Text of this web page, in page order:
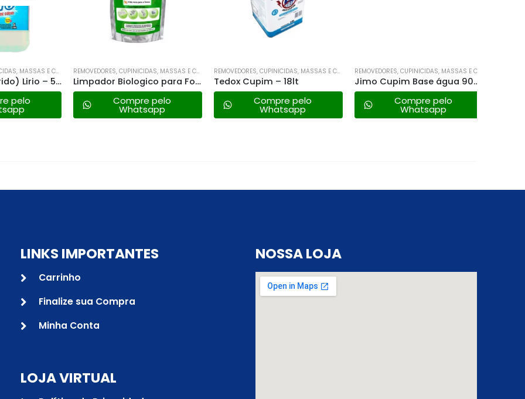
REMOVEDORES, CUPINICIDAS, MASSAS E CONVERTEDORES DE FERRUGEM.
Cloro (hipoclorido) Lirio – 5 Litros
pelo
REMOVEDORES, CUPINICIDAS, MASSAS E CONVERTEDORES DE FERRUGEM.
Limpador Biologico para Fossas 250g Fossa Trat
Compre pelo
Whatsapp
REMOVEDORES, CUPINICIDAS, MASSAS E CONVERTEDORES DE FERRUGEM.
Tedox Cupim – 18lt
Compre pelo
Whatsapp
REMOVEDORES, CUPINICIDAS, MASSAS E CONVERTEDORES DE FERRUGEM.
Jimo Cupim Base água 900ml
Compre pelo
Whatsapp
LINKS IMPORTANTES
Carrinho
Finalize sua Compra
Minha Conta
LOJA VIRTUAL
NOSSA LOJA